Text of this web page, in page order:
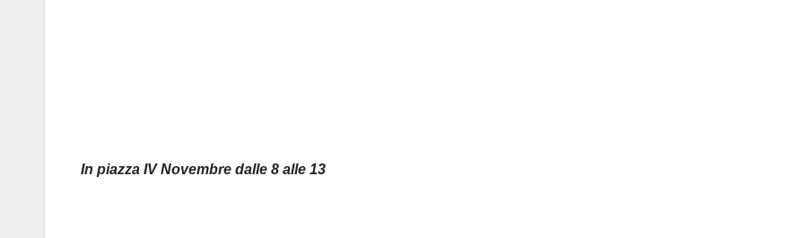
In piazza IV Novembre dalle 8 alle 13